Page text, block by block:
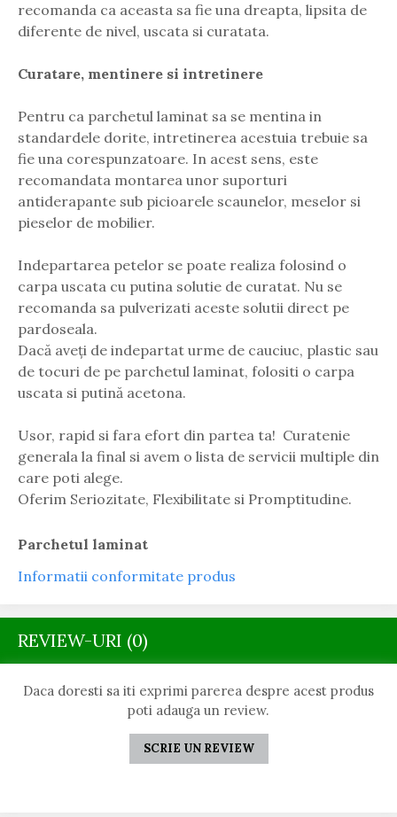
recomanda ca aceasta sa fie una dreapta, lipsita de
diferente de nivel, uscata si curatata.
Curatare, mentinere si intretinere
Pentru ca parchetul laminat sa se mentina in
standardele dorite, intretinerea acestuia trebuie sa
fie una corespunzatoare. In acest sens, este
recomandata montarea unor suporturi
antiderapante sub picioarele scaunelor, meselor si
pieselor de mobilier.
Indepartarea petelor se poate realiza folosind o
carpa uscata cu putina solutie de curatat. Nu se
recomanda sa pulverizati aceste solutii direct pe
pardoseala.
Dacă aveți de indepartat urme de cauciuc, plastic sau
de tocuri de pe parchetul laminat, folositi o carpa
uscata si putină acetona.
Usor, rapid si fara efort din partea ta! Curatenie
generala la final si avem o lista de servicii multiple din
care poti alege.
Oferim Seriozitate, Flexibilitate si Promptitudine.
Parchetul laminat
Informatii conformitate produs
REVIEW-URI (0)
Daca doresti sa iti exprimi parerea despre acest produs
poti adauga un review.
SCRIE UN REVIEW